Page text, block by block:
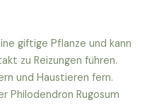
giftige Pflanze und kann
zu Reizungen führen.
und Haustieren fern.
Philodendron Rugosum